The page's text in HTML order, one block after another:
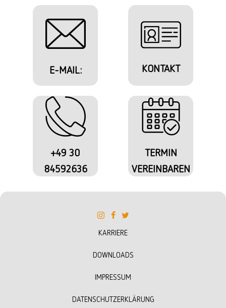
E-MAIL: KONTAKT
+49 30
84592636
TERMIN
VEREINBAREN
KARRIERE
DOWNLOADS
IMPRESSUM
DATENSCHUTZERKLÄRUNG